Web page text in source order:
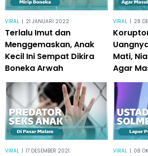
VIRAL | 21 JANUARI 2022
Terlalu Imut dan
Menggemaskan, Anak
Kecil Ini Sempat Dikira
Boneka Arwah
VIRAL | 28
Mati,
Agar
VIRAL | 17 DESEMBER 2021 VIRAL | 08